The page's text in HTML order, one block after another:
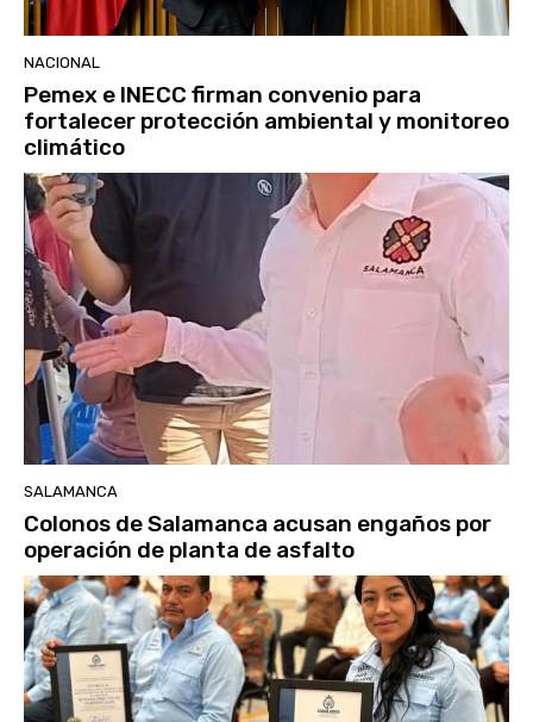
NACIONAL
Pemex e INECC firman convenio para
fortalecer protección ambiental y monitoreo
climático
SALAMANCA
Colonos de Salamanca acusan engaños por
operación de planta de asfalto